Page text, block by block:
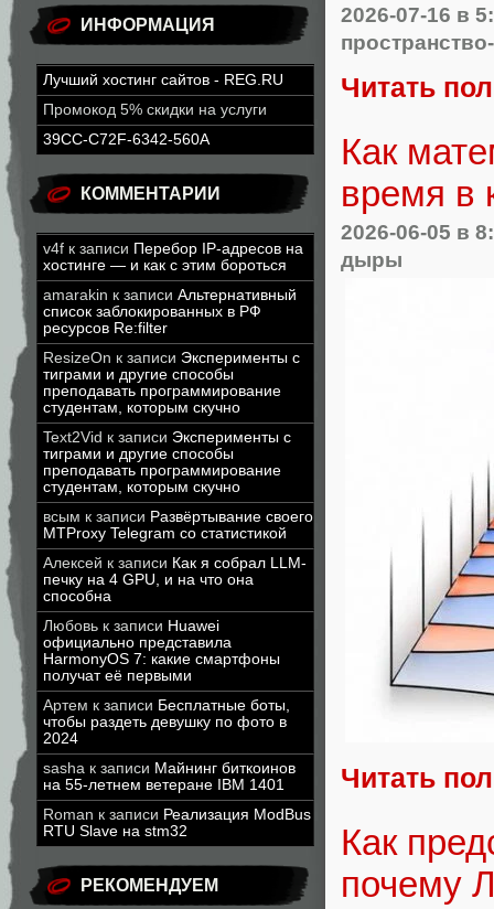
ИНФОРМАЦИЯ
Лучший хостинг сайтов - REG.RU
Промокод 5% скидки на услуги
39CC-C72F-6342-560A
КОММЕНТАРИИ
v4f к записи Перебор IP-адресов на
хостинге — и как с этим бороться
amarakin к записи Альтернативный
список заблокированных в РФ
ресурсов Re:filter
ResizeOn к записи Эксперименты с
тиграми и другие способы
преподавать программирование
студентам, которым скучно
Text2Vid к записи Эксперименты с
тиграми и другие способы
преподавать программирование
студентам, которым скучно
всым к записи Развёртывание своего
MTProxy Telegram со статистикой
Алексей к записи Как я собрал LLM-
печку на 4 GPU, и на что она
способна
Любовь к записи Huawei
официально представила
HarmonyOS 7: какие смартфоны
получат её первыми
Артем к записи Бесплатные боты,
чтобы раздеть девушку по фото в
2024
sasha к записи Майнинг биткоинов
на 55-летнем ветеране IBM 1401
Roman к записи Реализация ModBus
RTU Slave на stm32
РЕКОМЕНДУЕМ
2026-07-16 в
Читать
Как
время в
2026-06-05 в
дыры
Читать
Как
почему